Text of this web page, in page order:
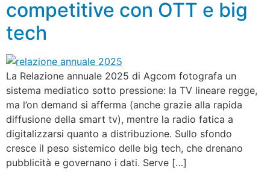
competitive con OTT e big
tech
La Relazione annuale 2025 di Agcom fotografa un
sistema mediatico sotto pressione: la TV lineare regge,
ma l’on demand si afferma (anche grazie alla rapida
diffusione della smart tv), mentre la radio fatica a
digitalizzarsi quanto a distribuzione. Sullo sfondo
cresce il peso sistemico delle big tech, che drenano
pubblicità e governano i dati. Serve […]